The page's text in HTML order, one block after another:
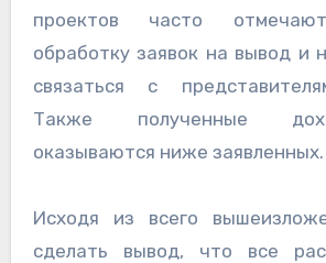
проектов часто
обработку заявок на вывод и
связаться с
Также полученные
оказываются ниже заявленных.
Исходя из всего
сделать вывод, что все